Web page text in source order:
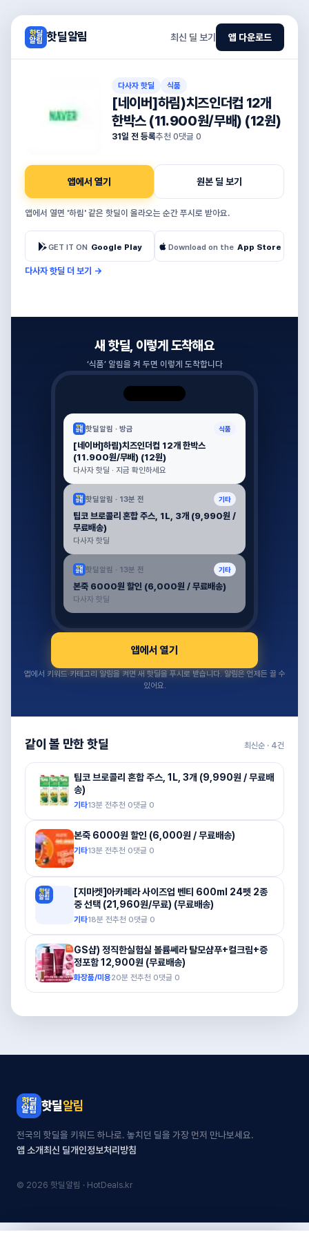
핫딜알림 최신 딜 보기 앱 다운로드
다사자 핫딜 식품
[네이버]하림)치즈인더컵 12개
한박스 (11.900원/무배) (12원)
31일 전 등록추천 0댓글 0
앱에서 열기 원본 딜 보기
앱에서 열면 '하림' 같은 핫딜이 올라오는 순간 푸시로 받아요.
GET IT ON Google Play Download on the App Store
다사자 핫딜 더 보기 →
새 핫딜, 이렇게 도착해요
‘식품’ 알림을 켜 두면 이렇게 도착합니다
핫딜알림 · 방금 식품
[네이버]하림)치즈인더컵 12개 한박스
(11.900원/무배) (12원)
다사자 핫딜 · 지금 확인하세요
핫딜알림 · 13분 전 기타
팁코 브로콜리 혼합 주스, 1L, 3개 (9,990원 /
무료배송)
다사자 핫딜
핫딜알림 · 13분 전 기타
본죽 6000원 할인 (6,000원 / 무료배송)
다사자 핫딜
앱에서 열기
앱에서 키워드·카테고리 알림을 켜면 새 핫딜을 푸시로 받습니다. 알림은 언제든 끌 수
있어요.
같이 볼 만한 핫딜 최신순 · 4건
팁코 브로콜리 혼합 주스, 1L, 3개 (9,990원 / 무료배
송)
기타13분 전추천 0댓글 0
본죽 6000원 할인 (6,000원 / 무료배송)
기타13분 전추천 0댓글 0
[지마켓]아카페라 사이즈업 벤티 600ml 24펫 2종
중 선택 (21,960원/무료) (무료배송)
기타18분 전추천 0댓글 0
GS샵) 정직한실험실 볼륨쎄라 탈모샴푸+컬크림+증
정포함 12,900원 (무료배송)
화장품/미용20분 전추천 0댓글 0
핫딜알림
전국의 핫딜을 키워드 하나로. 놓치던 딜을 가장 먼저 만나보세요.
앱 소개최신 딜개인정보처리방침
© 2026 핫딜알림 · HotDeals.kr